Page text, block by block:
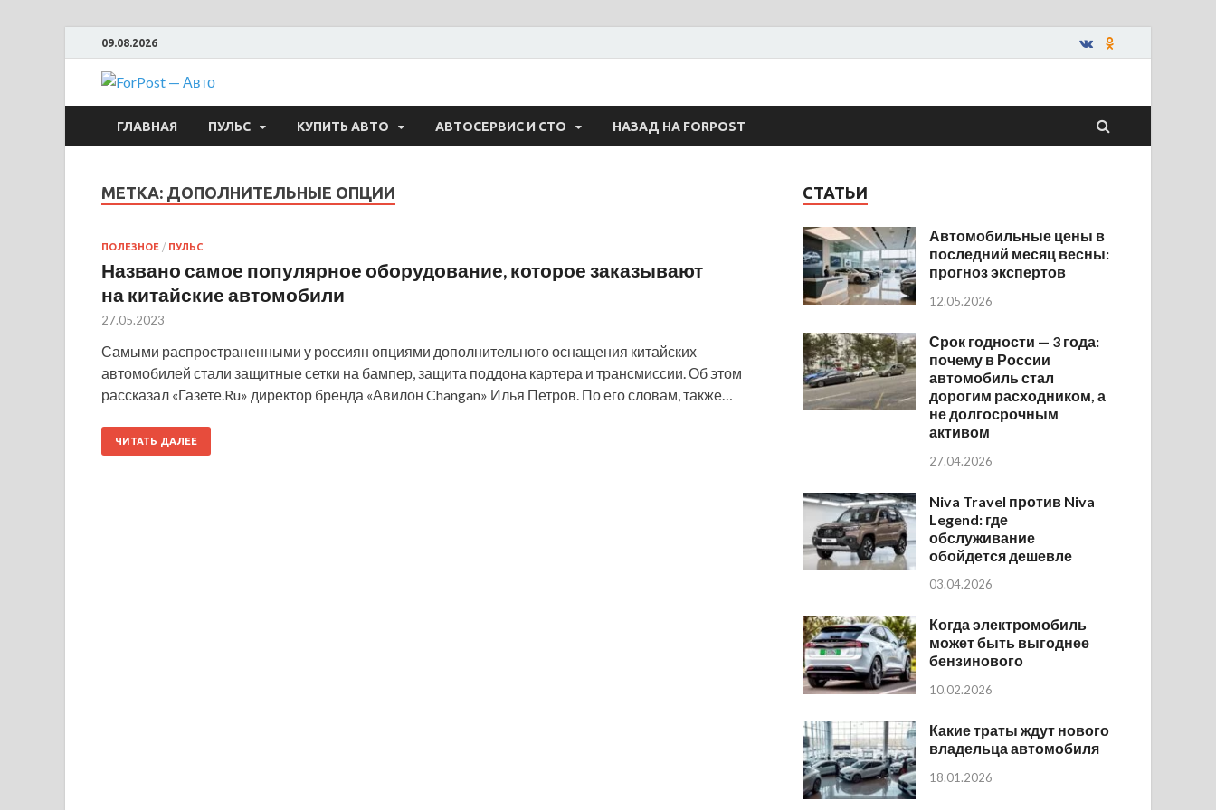
09.08.2026
ForPost — Авто
ГЛАВНАЯ ПУЛЬС КУПИТЬ АВТО АВТОСЕРВИС И СТО НАЗАД НА FORPOST
МЕТКА: ДОПОЛНИТЕЛЬНЫЕ ОПЦИИ
ПОЛЕЗНОЕ / ПУЛЬС
Названо самое популярное оборудование, которое заказывают
на китайские автомобили
27.05.2023
Самыми распространенными у россиян опциями дополнительного оснащения китайских
автомобилей стали защитные сетки на бампер, защита поддона картера и трансмиссии. Об этом
рассказал «Газете.Ru» директор бренда «Авилон Changan» Илья Петров. По его словам, также…
ЧИТАТЬ ДАЛЕЕ
СТАТЬИ
Автомобильные цены в
последний месяц весны:
прогноз экспертов
12.05.2026
Срок годности — 3 года:
почему в России
автомобиль стал
дорогим расходником, а
не долгосрочным
активом
27.04.2026
Niva Travel против Niva
Legend: где
обслуживание
обойдется дешевле
03.04.2026
Когда электромобиль
может быть выгоднее
бензинового
10.02.2026
Какие траты ждут нового
владельца автомобиля
18.01.2026